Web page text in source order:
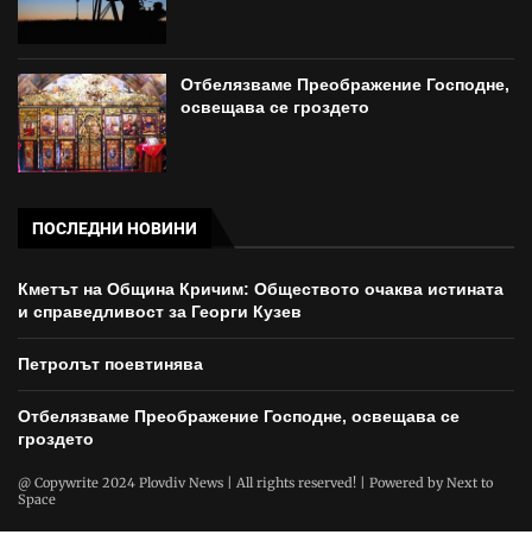
Отбелязваме Преображение Господне,
освещава се гроздето
ПОСЛЕДНИ НОВИНИ
Кметът на Община Кричим: Обществото очаква истината
и справедливост за Георги Кузев
Петролът поевтинява
Отбелязваме Преображение Господне, освещава се
гроздето
@ Copywrite 2024 Plovdiv News | All rights reserved! | Powered byNext to
Space